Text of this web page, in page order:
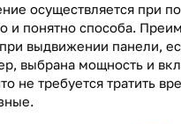
осуществляется при
и понятно способа.
выдвижении панели,
выбрана мощность и
не требуется тратить